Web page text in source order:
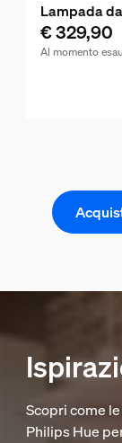
Lampada
€ 329,90
Al momento
Scopri come
Philips Hue